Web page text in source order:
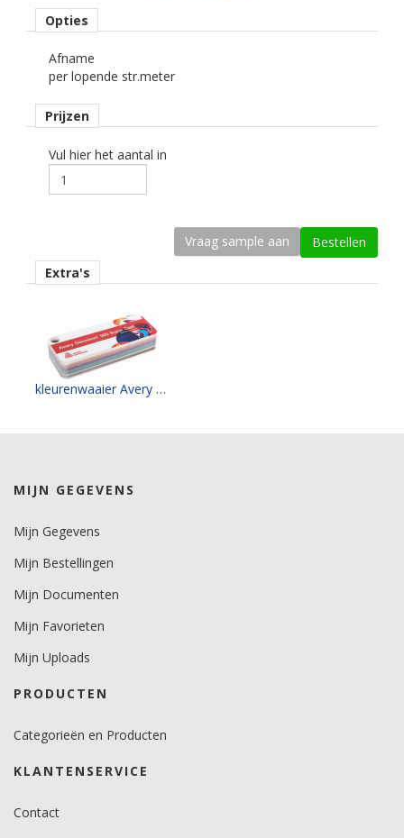
permanent, transparant, water gebaseerd.
vlak, gebogen.
Dikte
Rugpapier
gecoat kraft papier.
Maximale krimp (mm)
0,15.
Minimale aanbrengstemperatuur (°C)
Levensduurverwachting
kleuren 10 jaar.
Brandveiligheidscertificaat
Opties
Afname
per lopende str.meter
Prijzen
Vul hier het aantal in
Extra's
kleurenwaaier Avery SC 900 serie
MIJN GEGEVENS
Mijn Gegevens
Mijn Bestellingen
Mijn Documenten
Mijn Favorieten
Mijn Uploads
PRODUCTEN
Categorieën en Producten
KLANTENSERVICE
Contact